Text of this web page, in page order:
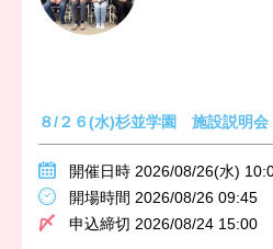
８/２６(水)杉並学園 施設説明会
開催日時 2026/08/26(水)
開場時間 2026/08/26 09:45
申込締切 2026/08/24 15:00